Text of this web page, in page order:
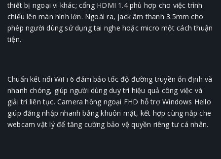
thiết bị ngoại vi khác; cổng HDMI 1.4 phù hợp cho việc trình
chiếu lên màn hình lớn. Ngoài ra, jack âm thanh 3.5mm cho
phép người dùng sử dụng tai nghe hoặc micro một cách thuận
tiện.
Chuẩn kết nối WiFi 6 đảm bảo tốc độ đường truyền ổn định và
nhanh chóng, giúp người dùng duy trì hiệu quả công việc và
giải trí liên tục. Camera hồng ngoại FHD hỗ trợ Windows Hello
giúp đăng nhập nhanh bằng khuôn mặt, kết hợp cùng nắp che
webcam vật lý để tăng cường bảo vệ quyền riêng tư cá nhân.